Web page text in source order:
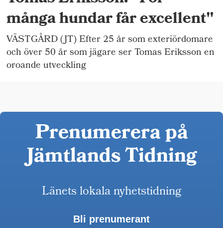
många hundar får excellent"
VÄSTGÅRD (JT) Efter 25 år som exteriördomare
och över 50 år som jägare ser Tomas Eriksson en
oroande utveckling
Prenumerera på
Jämtlands Tidning
Länets lokala nyhetstidning
Bli prenumerant